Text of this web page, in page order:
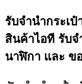
รับจำนำกระเ
สินค้าไอที รับ
นาฬิกา และ ข